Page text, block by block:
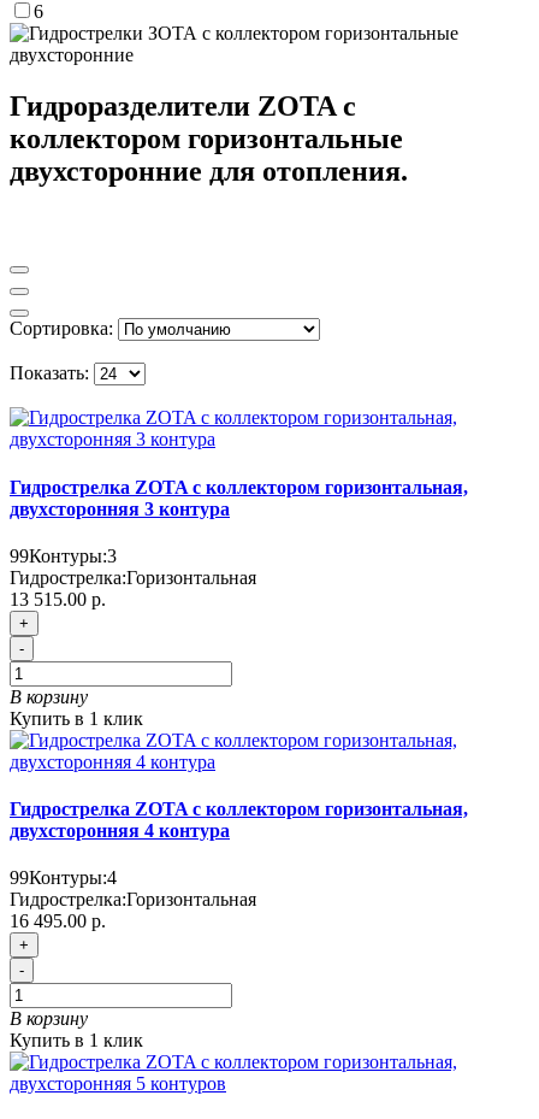
6
Гидроразделители ZOTA с
коллектором горизонтальные
двухсторонние для отопления.
Сортировка:
Показать:
Гидрострелка ZOTA с коллектором горизонтальная,
двухсторонняя 3 контура
99Контуры:3
Гидрострелка:Горизонтальная
13 515.00 р.
+
-
В корзину
Купить в 1 клик
Гидрострелка ZOTA с коллектором горизонтальная,
двухсторонняя 4 контура
99Контуры:4
Гидрострелка:Горизонтальная
16 495.00 р.
+
-
В корзину
Купить в 1 клик